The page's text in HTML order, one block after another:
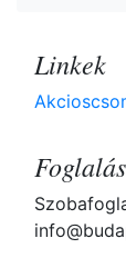
Linkek
Foglalás